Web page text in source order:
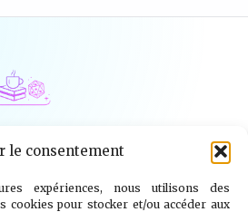
le consentement
expériences, nous utilisons des
cookies pour stocker et/ou accéder aux
Tabletop Livres